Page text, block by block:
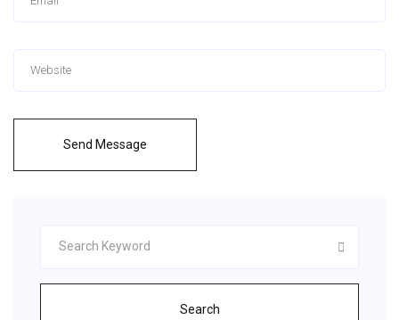
Send Message
Search